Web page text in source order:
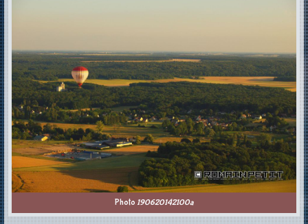
Photo 190620142100a